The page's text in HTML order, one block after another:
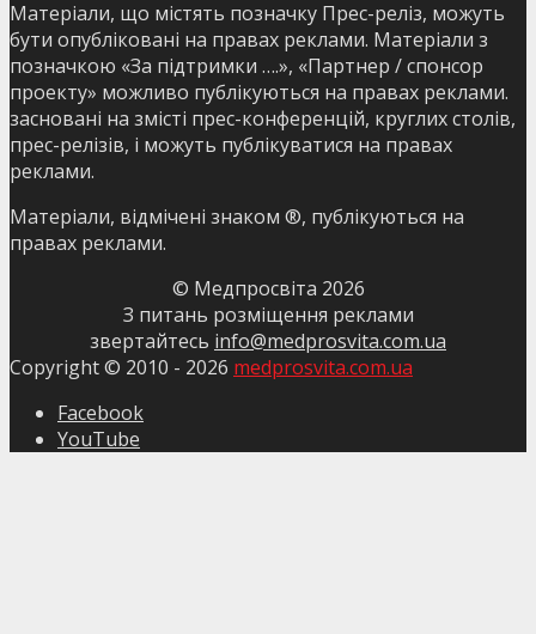
Матеріали, що містять позначку Прес-реліз, можуть
бути опубліковані на правах реклами. Матеріали з
позначкою «За підтримки ….», «Партнер / спонсор
проекту» можливо публікуються на правах реклами.
засновані на змісті прес-конференцій, круглих столів,
прес-релізів, і можуть публікуватися на правах
реклами.
Матеріали, відмічені знаком ®, публікуються на
правах реклами.
© Медпросвіта 2026
З питань розміщення реклами
звертайтесь info@medprosvita.com.ua
Copyright © 2010 - 2026 medprosvita.com.ua
Facebook
YouTube